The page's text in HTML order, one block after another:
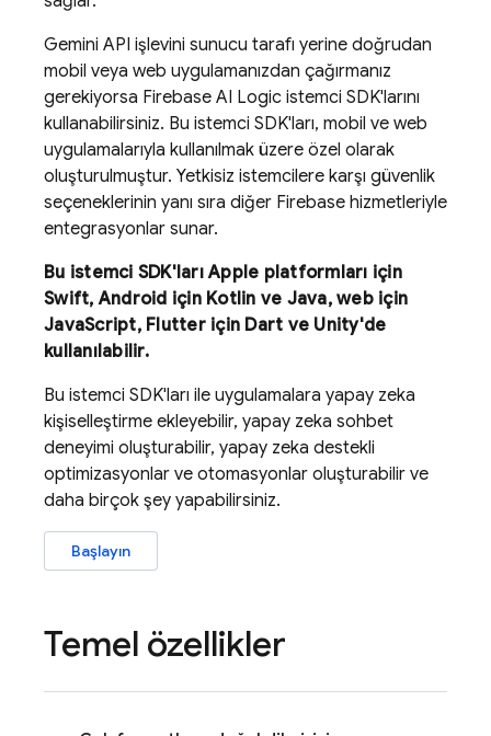
Gemini API işlevini sunucu tarafı yerine doğrudan
mobil veya web uygulamanızdan çağırmanız
gerekiyorsa Firebase AI Logic istemci SDK'larını
kullanabilirsiniz. Bu istemci SDK'ları, mobil ve web
uygulamalarıyla kullanılmak üzere özel olarak
oluşturulmuştur. Yetkisiz istemcilere karşı güvenlik
seçeneklerinin yanı sıra diğer Firebase hizmetleriyle
entegrasyonlar sunar.
Bu istemci SDK'ları Apple platformları için
Swift, Android için Kotlin ve Java, web için
JavaScript, Flutter için Dart ve Unity'de
kullanılabilir.
Bu istemci SDK'ları ile uygulamalara yapay zeka
kişiselleştirme ekleyebilir, yapay zeka sohbet
deneyimi oluşturabilir, yapay zeka destekli
optimizasyonlar ve otomasyonlar oluşturabilir ve
daha birçok şey yapabilirsiniz.
Başlayın
Temel özellikler